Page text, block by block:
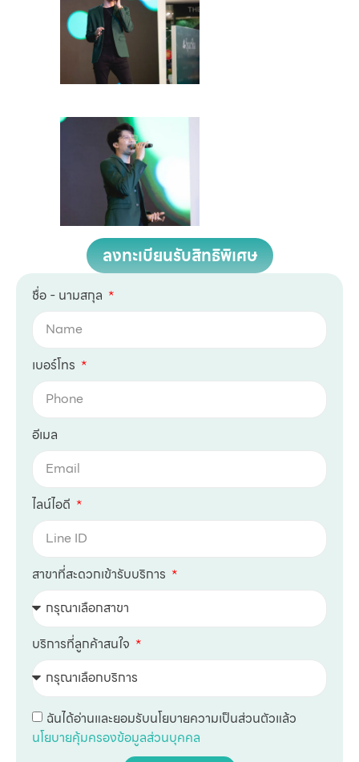
ลงทะเบียนรับสิทธิพิเศษ
ชื่อ - นามสกุล
เบอร์โทร
อีเมล
ไลน์ไอดี
สาขาที่สะดวกเข้ารับบริการ
บริการที่ลูกค้าสนใจ
ฉันได้อ่านและยอมรับนโยบายความเป็นส่วนตัวแล้ว
นโยบายคุ้มครองข้อมูลส่วนบุคคล